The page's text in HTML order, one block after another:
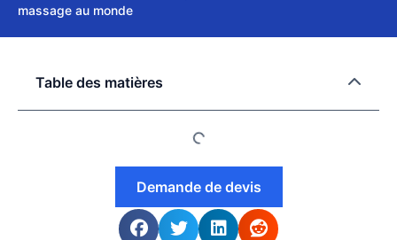
massage au monde
Table des matières
Demande de devis